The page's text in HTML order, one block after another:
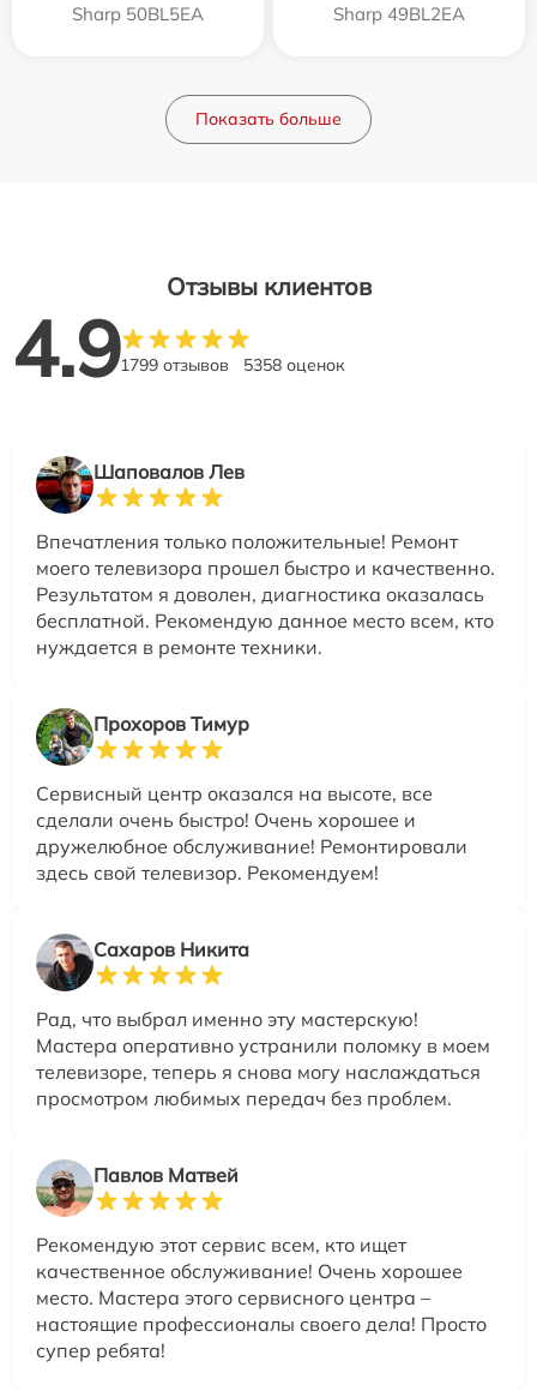
Sharp 50BL5EA Sharp 49BL2EA
Показать больше
Отзывы клиентов
4.91799 отзывов 5358 оценок
Шаповалов Лев
Впечатления только положительные! Ремонт
моего телевизора прошел быстро и качественно.
Результатом я доволен, диагностика оказалась
бесплатной. Рекомендую данное место всем, кто
нуждается в ремонте техники.
Прохоров Тимур
Сервисный центр оказался на высоте, все
сделали очень быстро! Очень хорошее и
дружелюбное обслуживание! Ремонтировали
здесь свой телевизор. Рекомендуем!
Сахаров Никита
Рад, что выбрал именно эту мастерскую!
Мастера оперативно устранили поломку в моем
телевизоре, теперь я снова могу наслаждаться
просмотром любимых передач без проблем.
Павлов Матвей
Рекомендую этот сервис всем, кто ищет
качественное обслуживание! Очень хорошее
место. Мастера этого сервисного центра –
настоящие профессионалы своего дела! Просто
супер ребята!